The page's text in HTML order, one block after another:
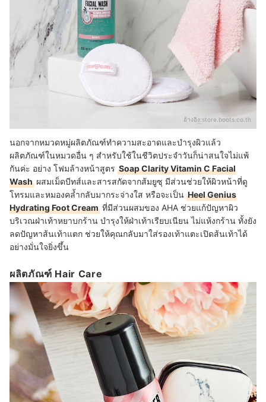
อ้างอิง:store.boots.co.th
นอกจากหมวดหมู่ผลิตภัณฑ์ทำความสะอาดและบำรุงผิวแล้ว
ผลิตภัณฑ์ในหมวดอื่น ๆ สำหรับใช้ในชีวิตประจำวันก็น่าสนใจไม่แพ้
กันค่ะ อย่าง โฟมล้างหน้าสูตร Soap Clarity Vitamin C Facial
Wash ผสมเม็ดบีทส์และสารสกัดจากส้มยูซุ มีส่วนช่วยให้ผิวหน้าที่ดู
โทรมและหมองคล้ำกลับมากระจ่างใส หรือจะเป็น Heel Genius
Hydrating Foot Cream ที่มีส่วนผสมของ AHA ช่วยแก้ปัญหาผิว
บริเวณฝ่าเท้าหยาบกร้าน บำรุงให้ฝ่าเท้าเรียบเนียน ไม่แห้งกร้าน ทั้งยัง
ลดปัญหาส้นเท้าแตก ช่วยให้คุณกลับมาใส่รองเท้าแตะเปิดส้นเท้าได้
อย่างมั่นใจยิ่งขึ้น
ผลิตภัณฑ์ Hair Care